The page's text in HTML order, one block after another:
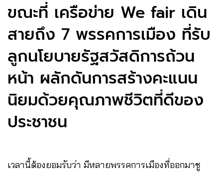
ขณะที่ เครือข่าย We fair เดิน
สายถึง 7 พรรคการเมือง ที่รับ
ลูกนโยบายรัฐสวัสดิการถ้วน
หน้า ผลักดันการสร้างคะแนน
นิยมด้วยคุณภาพชีวิตที่ดีของ
ประชาชน
เวลานี้ต้องยอมรับว่า มีหลายพรรคการเมืองที่ออกมาชู